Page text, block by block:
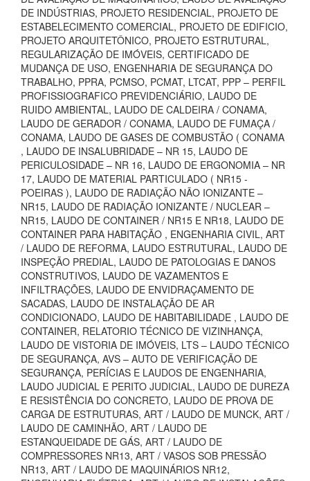
DE INDÚSTRIAS, PROJETO RESIDENCIAL, PROJETO DE
ESTABELECIMENTO COMERCIAL, PROJETO DE EDIFICIO,
PROJETO ARQUITETÔNICO, PROJETO ESTRUTURAL,
REGULARIZAÇÃO DE IMÓVEIS, CERTIFICADO DE
MUDANÇA DE USO, ENGENHARIA DE SEGURANÇA DO
TRABALHO, PPRA, PCMSO, PCMAT, LTCAT, PPP – PERFIL
PROFISSIOGRAFICO PREVIDENCIÁRIO, LAUDO DE
RUIDO AMBIENTAL, LAUDO DE CALDEIRA / CONAMA,
LAUDO DE GERADOR / CONAMA, LAUDO DE FUMAÇA /
CONAMA, LAUDO DE GASES DE COMBUSTÃO ( CONAMA
, LAUDO DE INSALUBRIDADE – NR 15, LAUDO DE
PERICULOSIDADE – NR 16, LAUDO DE ERGONOMIA – NR
17, LAUDO DE MATERIAL PARTICULADO ( NR15 -
POEIRAS ), LAUDO DE RADIAÇÃO NÃO IONIZANTE –
NR15, LAUDO DE RADIAÇÃO IONIZANTE / NUCLEAR –
NR15, LAUDO DE CONTAINER / NR15 E NR18, LAUDO DE
CONTAINER PARA HABITAÇÃO , ENGENHARIA CIVIL, ART
/ LAUDO DE REFORMA, LAUDO ESTRUTURAL, LAUDO DE
INSPEÇÃO PREDIAL, LAUDO DE PATOLOGIAS E DANOS
CONSTRUTIVOS, LAUDO DE VAZAMENTOS E
INFILTRAÇÕES, LAUDO DE ENVIDRAÇAMENTO DE
SACADAS, LAUDO DE INSTALAÇÃO DE AR
CONDICIONADO, LAUDO DE HABITABILIDADE , LAUDO DE
CONTAINER, RELATORIO TÉCNICO DE VIZINHANÇA,
LAUDO DE VISTORIA DE IMÓVEIS, LTS – LAUDO TÉCNICO
DE SEGURANÇA, AVS – AUTO DE VERIFICAÇÃO DE
SEGURANÇA, PERÍCIAS E LAUDOS DE ENGENHARIA,
LAUDO JUDICIAL E PERITO JUDICIAL, LAUDO DE DUREZA
E RESISTÊNCIA DO CONCRETO, LAUDO DE PROVA DE
CARGA DE ESTRUTURAS, ART / LAUDO DE MUNCK, ART /
LAUDO DE CAMINHÃO, ART / LAUDO DE
ESTANQUEIDADE DE GÁS, ART / LAUDO DE
COMPRESSORES NR13, ART / VASOS SOB PRESSÃO
NR13, ART / LAUDO DE MAQUINÁRIOS NR12,